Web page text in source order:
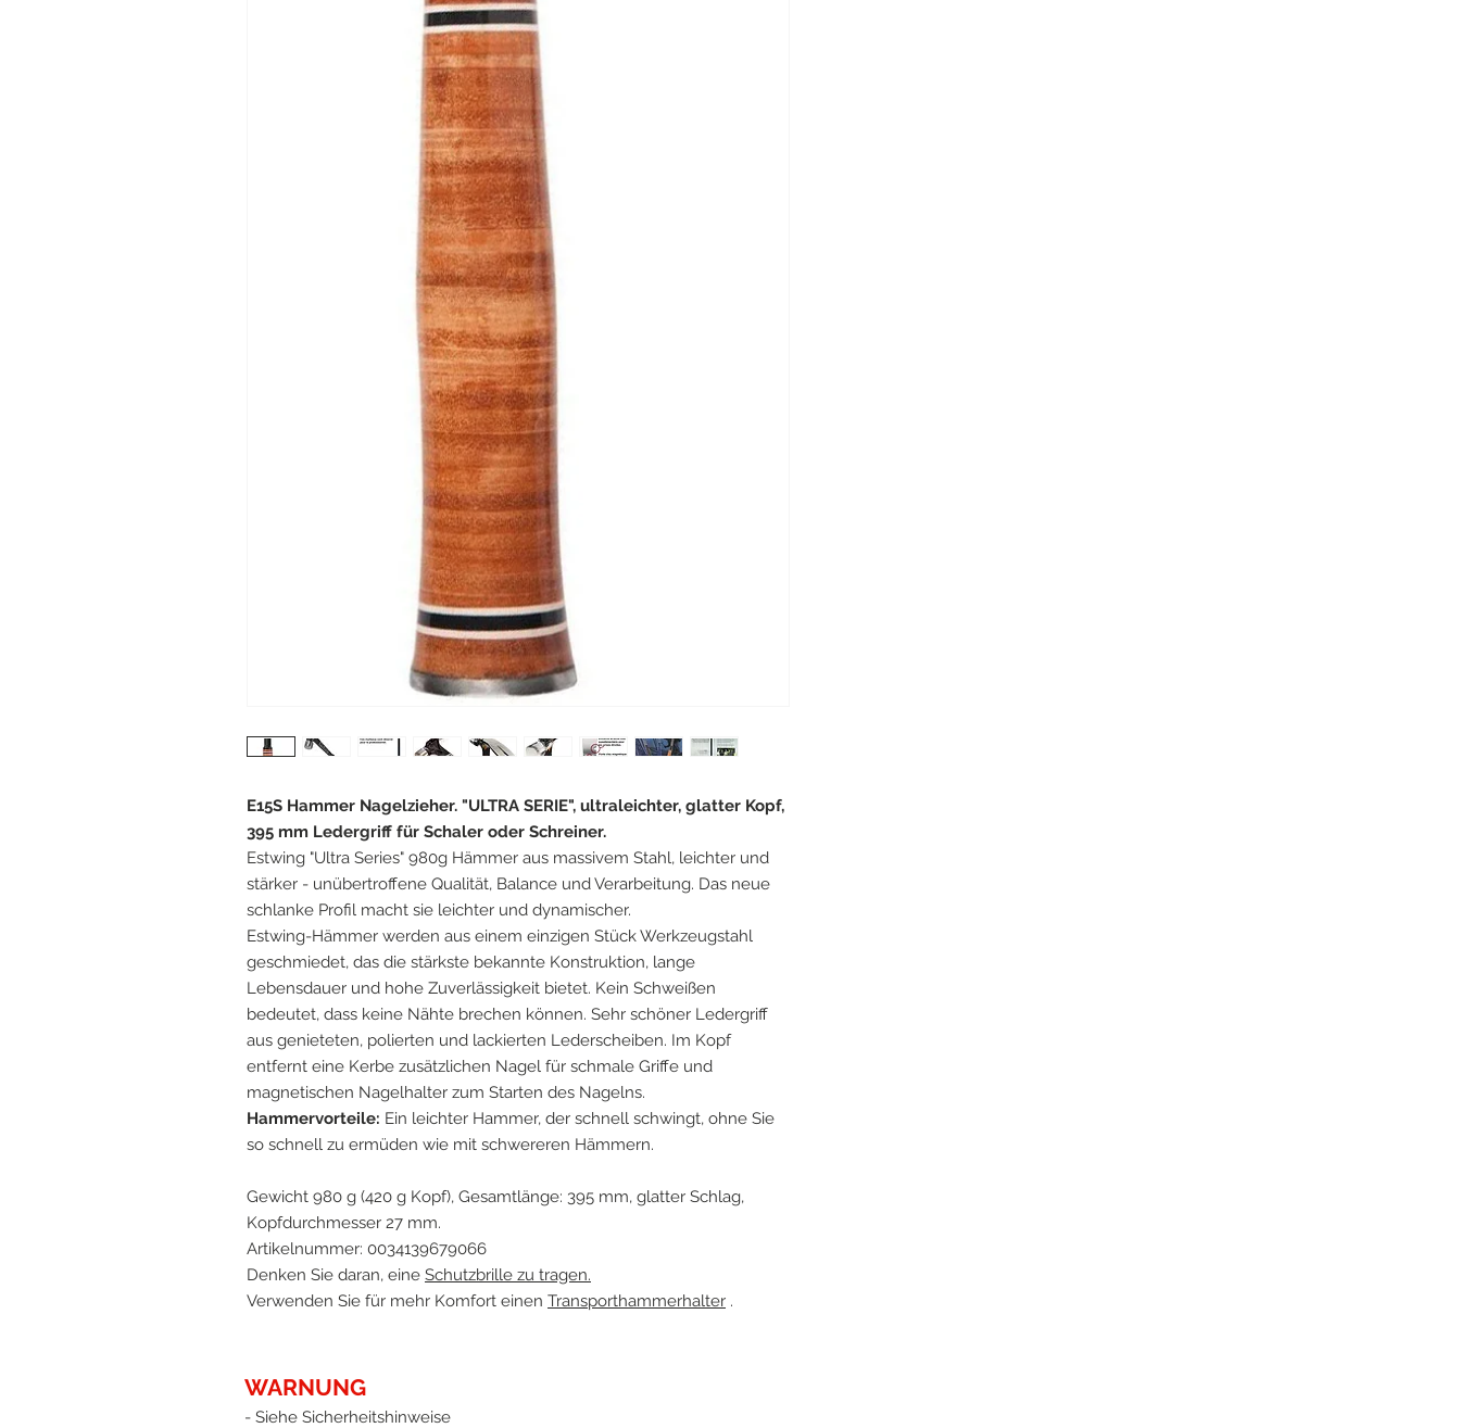
E15S Hammer Nagelzieher. "ULTRA SERIE", ultraleichter, glatter Kopf,
395 mm Ledergriff für Schaler oder Schreiner.
Estwing "Ultra Series" 980g Hämmer aus massivem Stahl, leichter und
stärker - unübertroffene Qualität, Balance und Verarbeitung. Das neue
schlanke Profil macht sie leichter und dynamischer.
Estwing-Hämmer werden aus einem einzigen Stück Werkzeugstahl
geschmiedet, das die stärkste bekannte Konstruktion, lange
Lebensdauer und hohe Zuverlässigkeit bietet. Kein Schweißen
bedeutet, dass keine Nähte brechen können. Sehr schöner Ledergriff
aus genieteten, polierten und lackierten Lederscheiben. Im Kopf
entfernt eine Kerbe zusätzlichen Nagel für schmale Griffe und
magnetischen Nagelhalter zum Starten des Nagelns.
Hammervorteile: Ein leichter Hammer, der schnell schwingt, ohne Sie
so schnell zu ermüden wie mit schwereren Hämmern.
Gewicht 980 g (420 g Kopf), Gesamtlänge: 395 mm, glatter Schlag,
Kopfdurchmesser 27 mm.
Artikelnummer: 0034139679066
Denken Sie daran, eine Schutzbrille zu tragen.
Verwenden Sie für mehr Komfort einen Transporthammerhalter .
WARNUNG
- Siehe Sicherheitshinweise